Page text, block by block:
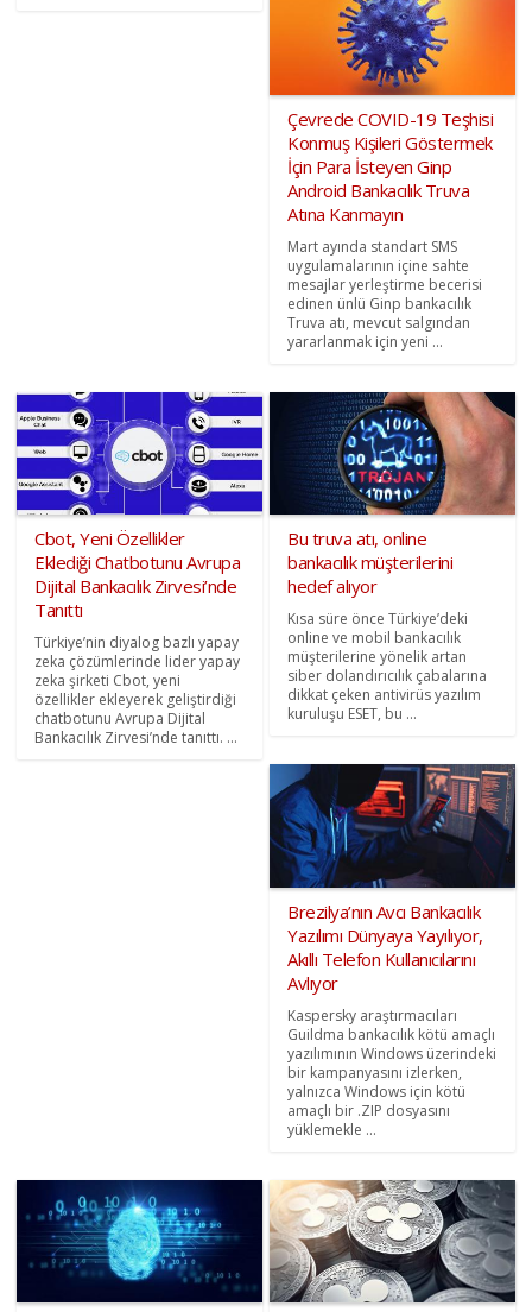
Çevrede COVID-19 Teşhisi
Konmuş Kişileri Göstermek
İçin Para İsteyen Ginp
Android Bankacılık Truva
Atına Kanmayın
Mart ayında standart SMS
uygulamalarının içine sahte
mesajlar yerleştirme becerisi
edinen ünlü Ginp bankacılık
Truva atı, mevcut salgından
yararlanmak için yeni ...
Cbot, Yeni Özellikler
Eklediği Chatbotunu Avrupa
Dijital Bankacılık Zirvesi’nde
Tanıttı
Türkiye’nin diyalog bazlı yapay
zeka çözümlerinde lider yapay
zeka şirketi Cbot, yeni
özellikler ekleyerek geliştirdiği
chatbotunu Avrupa Dijital
Bankacılık Zirvesi’nde tanıttı. ...
Bu truva atı, online
bankacılık müşterilerini
hedef alıyor
Kısa süre önce Türkiye’deki
online ve mobil bankacılık
müşterilerine yönelik artan
siber dolandırıcılık çabalarına
dikkat çeken antivirüs yazılım
kuruluşu ESET, bu ...
Brezilya’nın Avcı Bankacılık
Yazılımı Dünyaya Yayılıyor,
Akıllı Telefon Kullanıcılarını
Avlıyor
Kaspersky araştırmacıları
Guildma bankacılık kötü amaçlı
yazılımının Windows üzerindeki
bir kampanyasını izlerken,
yalnızca Windows için kötü
amaçlı bir .ZIP dosyasını
yüklemekle ...